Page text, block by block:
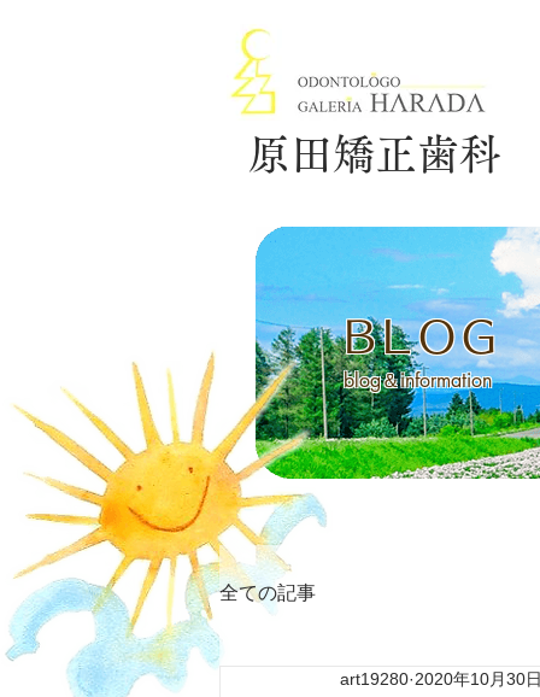
原田矯正歯科
BLOG
blog＆information
全ての記事
art19280 2020年10月30